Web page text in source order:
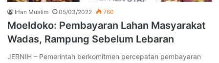
Irfan Mualim 05/03/2022 760
Moeldoko: Pembayaran Lahan Masyarakat
Wadas, Rampung Sebelum Lebaran
JERNIH – Pemerintah berkomitmen percepatan pembayaran